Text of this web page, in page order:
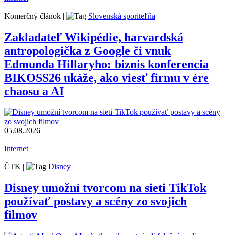
|
Komerčný článok | Slovenská sporiteľňa
Zakladateľ Wikipédie, harvardská
antropologička z Google či vnuk
Edmunda Hillaryho: biznis konferencia
BIKOSS26 ukáže, ako viesť firmu v ére
chaosu a AI
05.08.2026
Internet
ČTK
Disney
Disney umožní tvorcom na sieti TikTok
používať postavy a scény zo svojich
filmov